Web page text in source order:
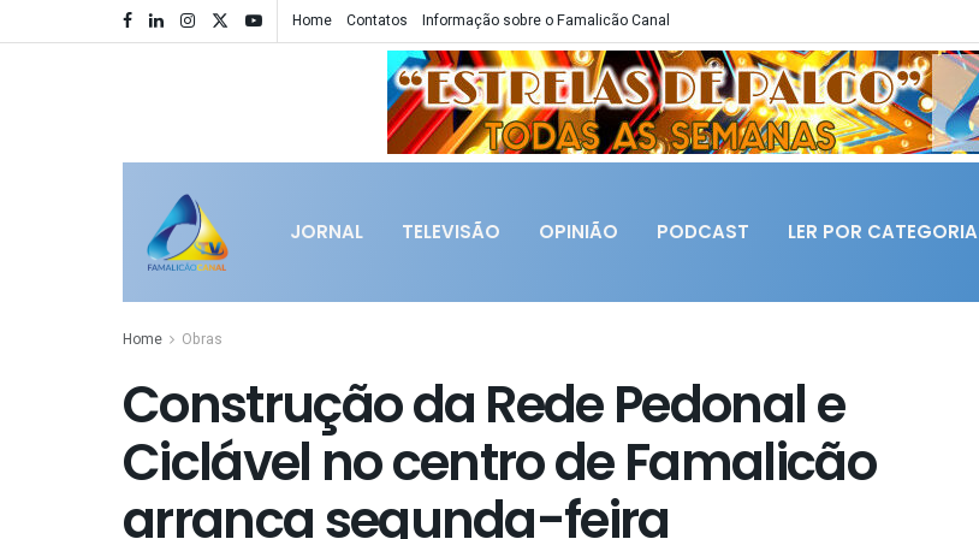
Home Contatos Informação sobre o Famalicão Canal
JORNAL TELEVISÃO OPINIÃO PODCAST LER POR CATEGORIA
Home Obras
Construção da Rede Pedonal e
Ciclável no centro de Famalicão
arranca segunda-feira